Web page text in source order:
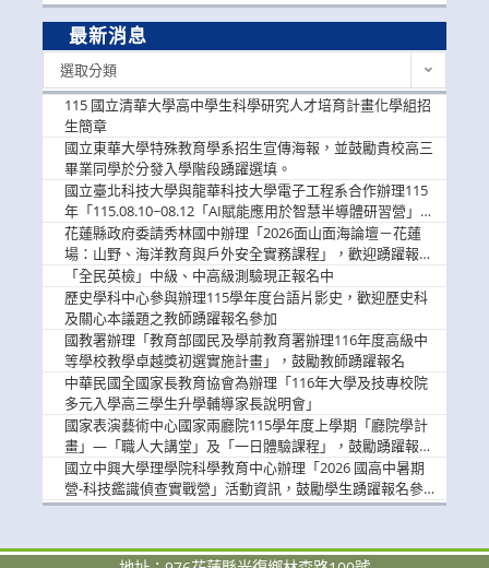
最新消息
選取分類
115 國立清華大學高中學生科學研究人才培育計畫化學組招
生簡章
國立東華大學特殊教育學系招生宣傳海報，並鼓勵貴校高三
畢業同學於分發入學階段踴躍選填。
國立臺北科技大學與龍華科技大學電子工程系合作辦理115
年「115.08.10~08.12「AI賦能應用於智慧半導體研習營」，
歡迎學生踴躍報名參加
花蓮縣政府委請秀林國中辦理「2026面山面海論壇－花蓮
場：山野、海洋教育與戶外安全實務課程」，歡迎踴躍報名
參加
「全民英檢」中級、中高級測驗現正報名中
歷史學科中心參與辦理115學年度台語片影史，歡迎歷史科
及關心本議題之教師踴躍報名參加
國教署辦理「教育部國民及學前教育署辦理116年度高級中
等學校教學卓越獎初選實施計畫」，鼓勵教師踴躍報名
中華民國全國家長教育協會為辦理「116年大學及技專校院
多元入學高三學生升學輔導家長說明會」
國家表演藝術中心國家兩廳院115學年度上學期「廳院學計
畫」—「職人大講堂」及「一日體驗課程」，鼓勵踴躍報名
參與。
國立中興大學理學院科學教育中心辦理「2026 國高中暑期
營-科技鑑識偵查實戰營」活動資訊，鼓勵學生踴躍報名參
加。